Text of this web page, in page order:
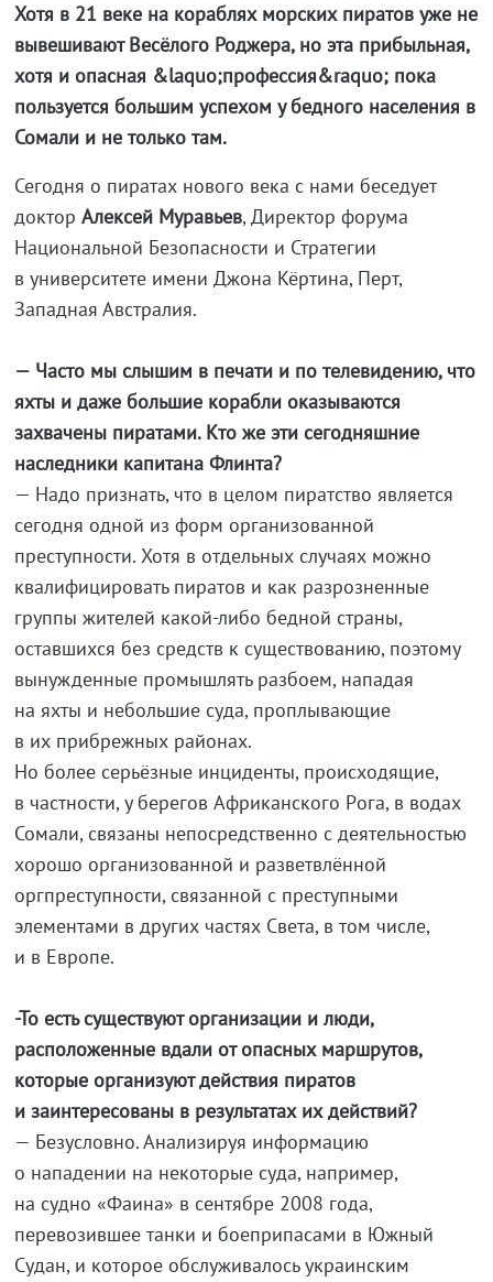
Хотя в 21 веке на кораблях морских пиратов уже не
вывешивают Весёлого Роджера, но эта прибыльная,
хотя и опасная &laquo;профессия&raquo; пока
пользуется большим успехом у бедного населения в
Сомали и не только там.
Сегодня о пиратах нового века с нами беседует
доктор Алексей Муравьев, Директор форума
Национальной Безопасности и Стратегии
в университете имени Джона Кёртина, Перт,
Западная Австралия.
— Часто мы слышим в печати и по телевидению, что
яхты и даже большие корабли оказываются
захвачены пиратами. Кто же эти сегодняшние
наследники капитана Флинта?
— Надо признать, что в целом пиратство является
сегодня одной из форм организованной
преступности. Хотя в отдельных случаях можно
квалифицировать пиратов и как разрозненные
группы жителей какой-либо бедной страны,
оставшиxся без средств к существованию, поэтoму
вынужденные промышлять разбоем, нападая
на яхты и небольшие суда, проплывающие
в их прибрежных районах.
Но более серьёзные инциденты, происходящие,
в частности, у берегов Aфриканского Pога, в водах
Сомали, связаны непосредственно с деятельностью
хорошо организованной и разветвлённой
оргпреступности, связанной с преступными
элементами в других частях Света, в том числе,
и в Европе.
-То есть существуют организации и люди,
расположенные вдали от опасных маршрутов,
которые организуют действия пиратов
и заинтересованы в результатах их действий?
— Безусловно. Анализируя информацию
о нападении на некоторые суда, например,
на судно «Фаина» в сентябре 2008 года,
перевозившее танки и боеприпасами в Южный
Судан, и которое обслуживалось украинским